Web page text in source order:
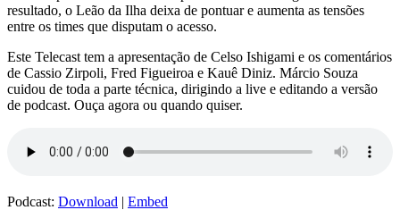
resultado, o Leão da Ilha deixa de pontuar e aumenta as tensões
entre os times que disputam o acesso.
Este Telecast tem a apresentação de Celso Ishigami e os comentários
de Cassio Zirpoli, Fred Figueiroa e Kauê Diniz. Márcio Souza
cuidou de toda a parte técnica, dirigindo a live e editando a versão
de podcast. Ouça agora ou quando quiser.
Podcast: Download | Embed